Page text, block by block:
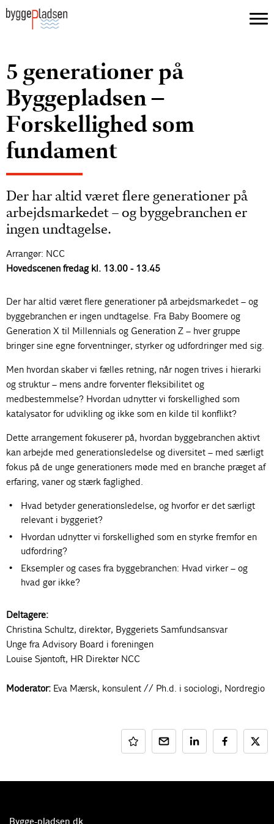
5 generationer på
Byggepladsen –
Forskellighed som
fundament
Der har altid været flere generationer på
arbejdsmarkedet – og byggebranchen er
ingen undtagelse.
Arrangør: NCC
Hovedscenen fredag kl. 13.00 - 13.45
Der har altid været flere generationer på arbejdsmarkedet – og
byggebranchen er ingen undtagelse. Fra Baby Boomere og
Generation X til Millennials og Generation Z – hver gruppe
bringer sine egne forventninger, styrker og udfordringer med sig.
Men hvordan skaber vi fælles retning, når nogen trives i hierarki
og struktur – mens andre forventer fleksibilitet og
medbestemmelse? Hvordan udnytter vi forskellighed som
katalysator for udvikling og ikke som en kilde til konflikt?
Dette arrangement fokuserer på, hvordan byggebranchen aktivt
kan arbejde med generationsledelse og diversitet – med særligt
fokus på de unge generationers møde med en branche præget af
erfaring, vaner og stærk faglighed.
Hvad betyder generationsledelse, og hvorfor er det særligt
relevant i byggeriet?
Hvordan udnytter vi forskellighed som en styrke fremfor en
udfordring?
Eksempler og cases fra byggebranchen: Hvad virker – og
hvad gør ikke?
Deltagere:
Christina Schultz, direktør, Byggeriets Samfundsansvar
Unge fra Advisory Board i foreningen
Louise Sjøntoft, HR Direktør NCC
Moderator: Eva Mærsk, konsulent // Ph.d. i sociologi, Nordregio